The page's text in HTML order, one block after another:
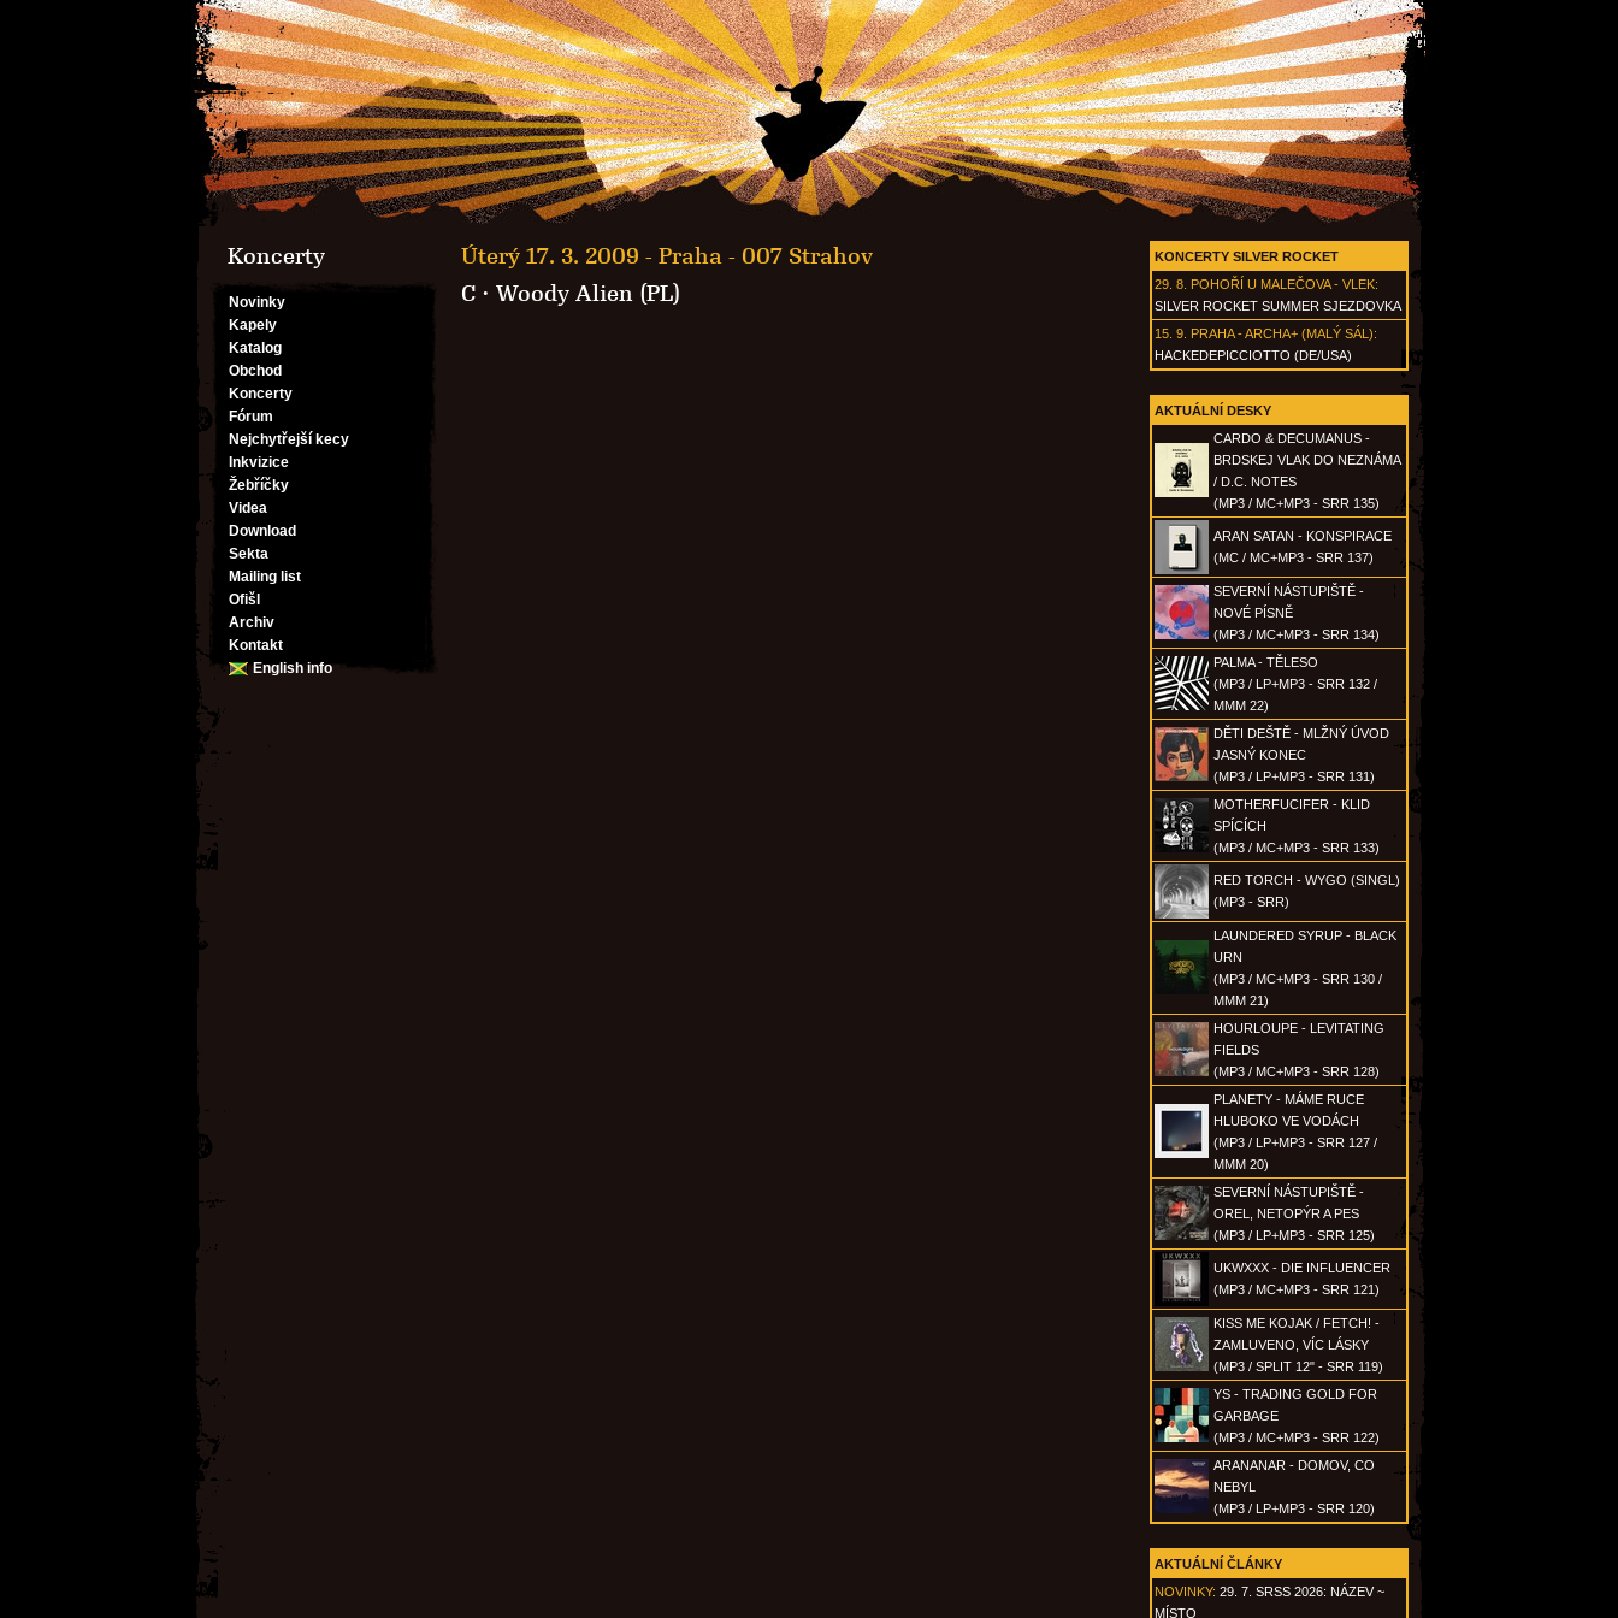
Koncerty
Novinky
Kapely
Katalog
Obchod
Koncerty
Fórum
Nejchytřejší kecy
Inkvizice
Žebříčky
Videa
Download
Sekta
Mailing list
Ofišl
Archiv
Kontakt
English info
KONCERTY SILVER ROCKET
29. 8. POHOŘÍ U MALEČOVA - VLEK:
SILVER ROCKET SUMMER SJEZDOVKA
15. 9. PRAHA - ARCHA+ (MALÝ SÁL):
HACKEDEPICCIOTTO (DE/USA)
AKTUÁLNÍ DESKY
CARDO & DECUMANUS -
BRDSKEJ VLAK DO NEZNÁMA
/ D.C. NOTES
(MP3 / MC+MP3 - SRR 135)
ARAN SATAN - KONSPIRACE
(MC / MC+MP3 - SRR 137)
SEVERNÍ NÁSTUPIŠTĚ -
NOVÉ PÍSNĚ
(MP3 / MC+MP3 - SRR 134)
PALMA - TĚLESO
(MP3 / LP+MP3 - SRR 132 /
MMM 22)
DĚTI DEŠTĚ - MLŽNÝ ÚVOD
JASNÝ KONEC
(MP3 / LP+MP3 - SRR 131)
MOTHERFUCIFER - KLID
SPÍCÍCH
(MP3 / MC+MP3 - SRR 133)
RED TORCH - WYGO (SINGL)
(MP3 - SRR)
LAUNDERED SYRUP - BLACK
URN
(MP3 / MC+MP3 - SRR 130 /
MMM 21)
HOURLOUPE - LEVITATING
FIELDS
(MP3 / MC+MP3 - SRR 128)
PLANETY - MÁME RUCE
HLUBOKO VE VODÁCH
(MP3 / LP+MP3 - SRR 127 /
MMM 20)
SEVERNÍ NÁSTUPIŠTĚ -
OREL, NETOPÝR A PES
(MP3 / LP+MP3 - SRR 125)
UKWXXX - DIE INFLUENCER
(MP3 / MC+MP3 - SRR 121)
KISS ME KOJAK / FETCH! -
ZAMLUVENO, VÍC LÁSKY
(MP3 / SPLIT 12" - SRR 119)
YS - TRADING GOLD FOR
GARBAGE
(MP3 / MC+MP3 - SRR 122)
ARANANAR - DOMOV, CO
NEBYL
(MP3 / LP+MP3 - SRR 120)
AKTUÁLNÍ ČLÁNKY
NOVINKY: 29. 7. SRSS 2026: NÁZEV ~
MÍSTO
Úterý 17. 3. 2009 - Praha - 007 Strahov
C · Woody Alien (PL)